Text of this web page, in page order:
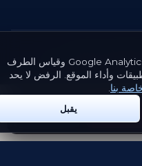
ملفات تعريف الارتباط
App Store
بعد الحصول على إذن منك، نستخدم Google Analytics وقياس الطرف
وأداء الموقع. الرفض لا يحد
بنا
يقبل